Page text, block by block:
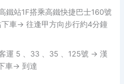
鐵站1F搭乘高鐵快捷巴士160號
車→ 往逢甲方向步行約4分鐘
運 5 、33 、35 、125號 → 漢
車→ 到達